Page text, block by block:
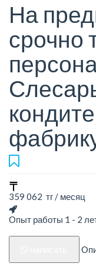
На
срочно
359 062 тг / месяц
Опыт работы 1 - 2